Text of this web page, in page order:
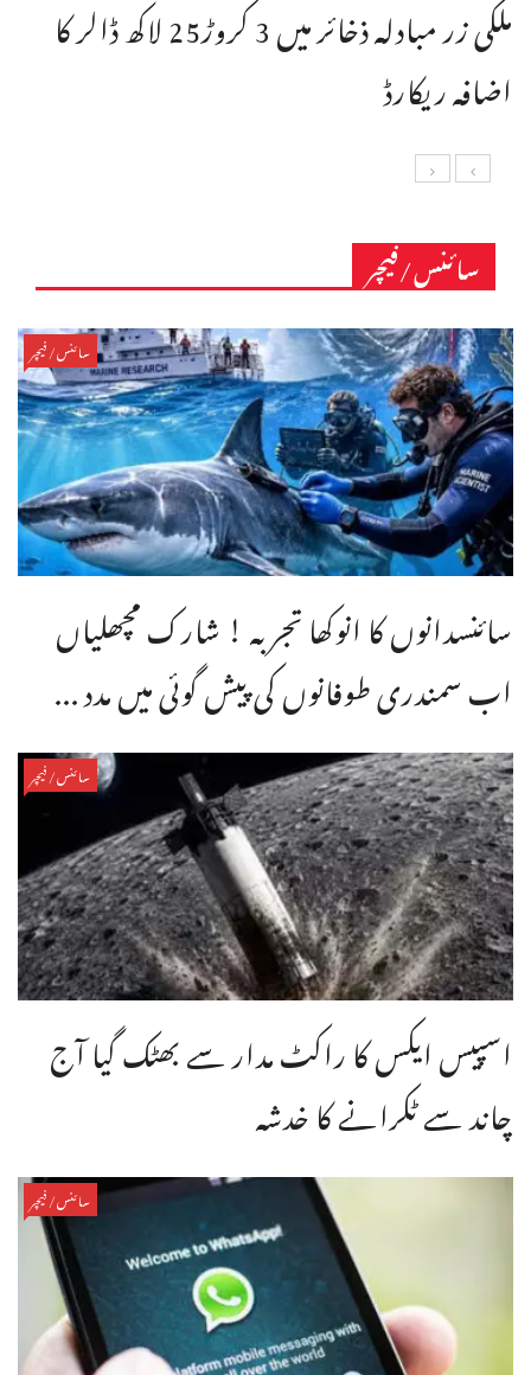
ملکی زر مبادلہ ذخائر میں 3 کروڑ25 لاکھ ڈالر کا
اضافہ ریکارڈ
سائنس/فیچر
سائنس/فیچر
سائنسدانوں کا انوکھا تجربہ ! شارک مچھلیاں
اب سمندری طوفانوں کی پیش گوئی میں مدد ...
سائنس/فیچر
اسپیس ایکس کا راکٹ مدار سے بھٹک گیا آج
چاند سے ٹکرانے کا خدشہ
سائنس/فیچر